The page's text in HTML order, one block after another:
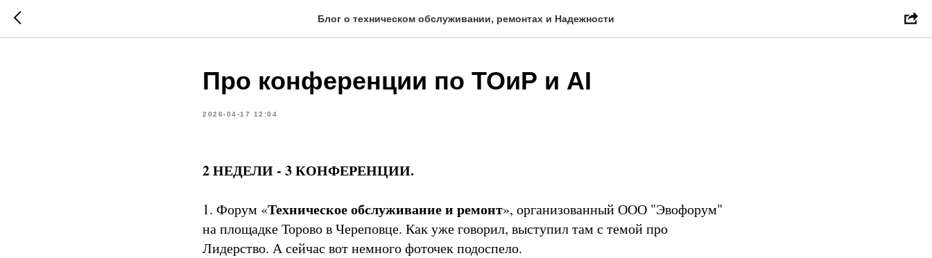
Блог о техническом обслуживании, ремонтах и Надежности
Про конференции по ТОиР и AI
2026-04-17 12:04
2 НЕДЕЛИ - 3 КОНФЕРЕНЦИИ.
1. Форум «Техническое обслуживание и ремонт», организованный ООО "Эвофорум"
на площадке Торово в Череповце. Как уже говорил, выступил там с темой про
Лидерство. А сейчас вот немного фоточек подоспело.